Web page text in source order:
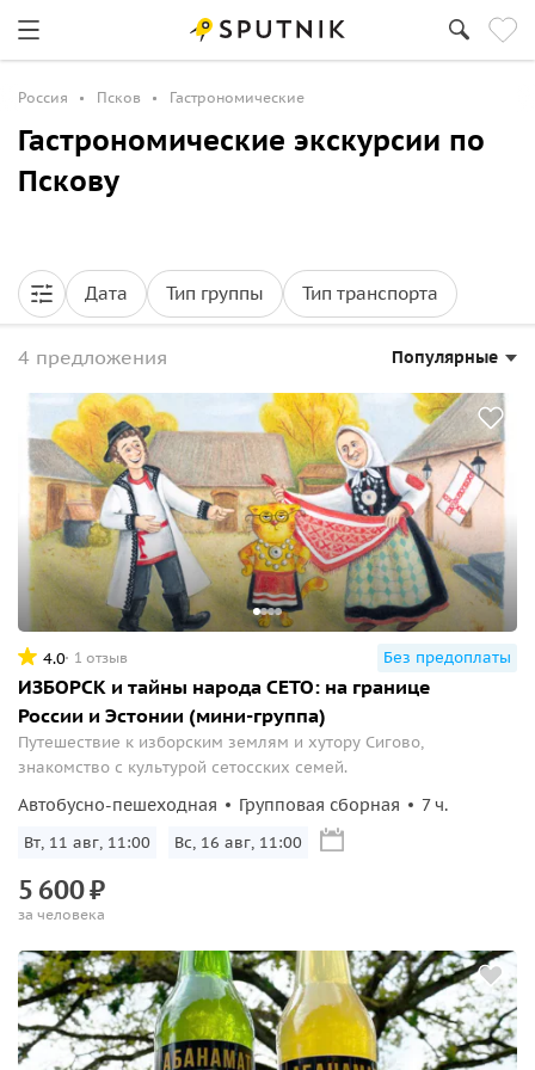
Россия Псков Гастрономические
Гастрономические экскурсии по
Пскову
Дата Тип группы Тип транспорта
4 предложения Популярные
4.0 1 отзыв Без предоплаты
ИЗБОРСК и тайны народа СЕТО: на границе
России и Эстонии (мини-группа)
Путешествие к изборским землям и хутору Сигово,
знакомство с культурой сетосских семей.
Автобусно-пешеходная Групповая сборная 7 ч.
Вт, 11 авг, 11:00 Вс, 16 авг, 11:00
5 600₽
за человека